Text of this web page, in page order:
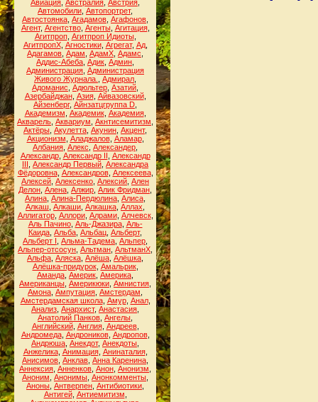
Авиация Австралия Австрия
Автомобили Автопортрет,
Автостоянка Агадамов Агафонов
Агент, Агентство, Агенты, Агитация,
Агитпроп, Агитпроп Идиоты,
АгитпропХ, Агностики, Агрегат, Ад,
Адагамов Адам АдамХ Адамс
Аддис-Абеба Адик Админ
Администрация Администрация
Живого Журнала.
Адмирал
Адоманис Адюльтер Азатий
Азербайджан, Азия, Айвазовский,
Айзенберг, Айнзатцгруппа D
Академизм Академик, Академия,
Акварель Аквариум Акнтисемитизм
Актёры Акулетта Акунин Акцент,
Акционизм Аладжалов, Аламар,
Албания Алекс Александер
Александр, Александр II Александр
III Александр Первый Александра
Фёдоровна, Александров, Алексеева,
Алексей Алексенко Алексий Ален
Делон Алена Алжир Алик Фридман
Алина Алина-Пердюлина Алиса
Алкаш Алкаши Алкашка Аллах
Аллигатор, Аллори, Алрами, Алчевск,
Аль Пачино, Аль-Джазира, Аль-
Каида Альба Альбац Альберт,
Альберт I Альма-Тадема Альпер
Альпер-отсосун Альтман АльтманХ
Альфа Аляска Алёша Алёшка
Алёшка-придурок, Амальрик,
Аманда Америк Америка
Американцы Америкюки Амнистия
Амона Ампутация Амстердам
Амстердамская школа, Амур, Анал,
Анализ Анархист, Анастасия
Анатолий Панков Ангелы
Английский, Англия, Андреев,
Андромеда, Андроников, Андропов,
Андрюша Анекдот, Анекдоты
Анжелика, Анимация, Анинаталия,
Анисимов Анклав Анна Каренина
Аннексия Анненков Анон Анонизм
Аноним Анонимы Анонкомменты
Аноны Антверпен Антибиотики
Антигей, Антиемитизм